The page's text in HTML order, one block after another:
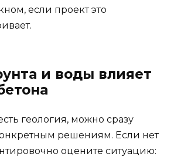
если проект это
и воды влияет
геология, можно сразу
решениям. Если нет
оцените ситуацию: